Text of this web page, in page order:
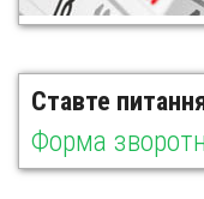
Ставте
Форма